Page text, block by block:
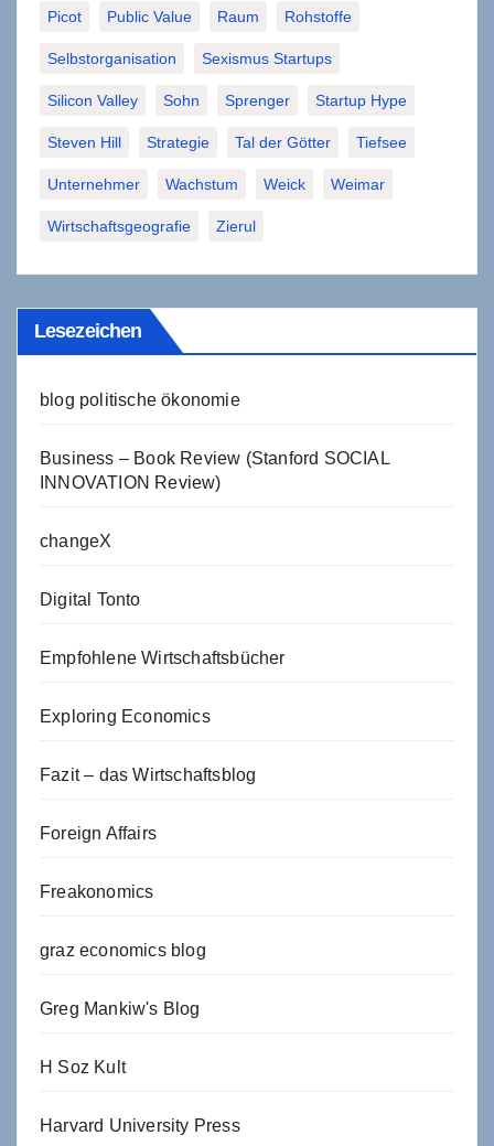
Picot Public Value Raum Rohstoffe
Selbstorganisation Sexismus Startups
Silicon Valley Sohn Sprenger Startup Hype
Steven Hill Strategie Tal der Götter Tiefsee
Unternehmer Wachstum Weick Weimar
Wirtschaftsgeografie Zierul
Lesezeichen
blog politische ökonomie
Business – Book Review (Stanford SOCIAL
INNOVATION Review)
changeX
Digital Tonto
Empfohlene Wirtschaftsbücher
Exploring Economics
Fazit – das Wirtschaftsblog
Foreign Affairs
Freakonomics
graz economics blog
Greg Mankiw's Blog
H Soz Kult
Harvard University Press